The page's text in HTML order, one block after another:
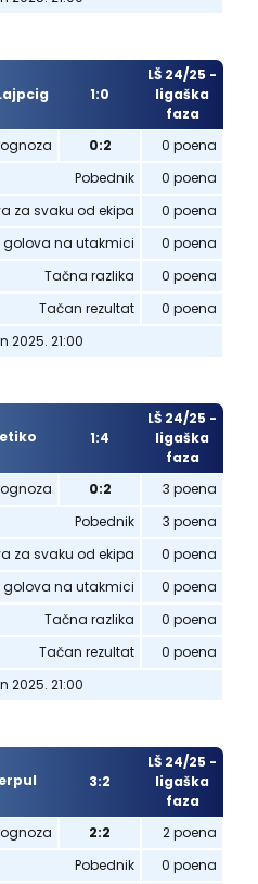
1:0
LŠ 24/25 -
ligaška
faza
0:2
0 poena
Pobednik
0 poena
za svaku od ekipa
0 poena
golova na utakmici
0 poena
Tačna razlika
0 poena
Tačan rezultat
0 poena
2025. 21:00
1:4
LŠ 24/25 -
ligaška
faza
0:2
3 poena
Pobednik
3 poena
za svaku od ekipa
0 poena
golova na utakmici
0 poena
Tačna razlika
0 poena
Tačan rezultat
0 poena
2025. 21:00
3:2
LŠ 24/25 -
ligaška
faza
2:2
2 poena
Pobednik
0 poena